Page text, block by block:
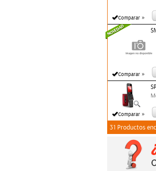
Comparar »
Comparar »
Comparar »
31 Productos